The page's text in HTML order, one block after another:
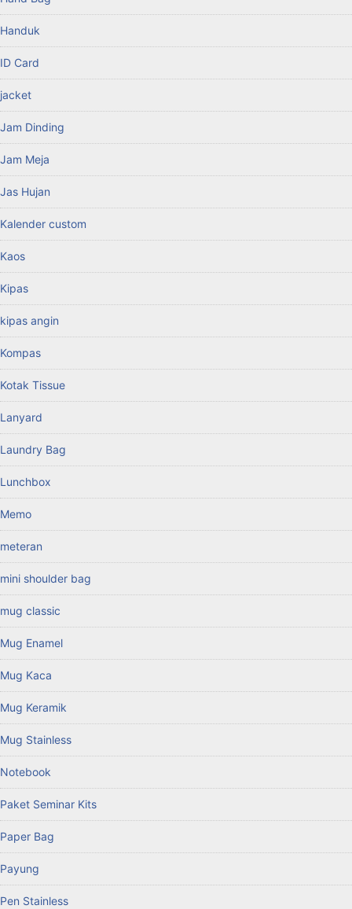
Handuk
ID Card
jacket
Jam Dinding
Jam Meja
Jas Hujan
Kalender custom
Kaos
Kipas
kipas angin
Kompas
Kotak Tissue
Lanyard
Laundry Bag
Lunchbox
Memo
meteran
mini shoulder bag
mug classic
Mug Enamel
Mug Kaca
Mug Keramik
Mug Stainless
Notebook
Paket Seminar Kits
Paper Bag
Payung
Pen Stainless